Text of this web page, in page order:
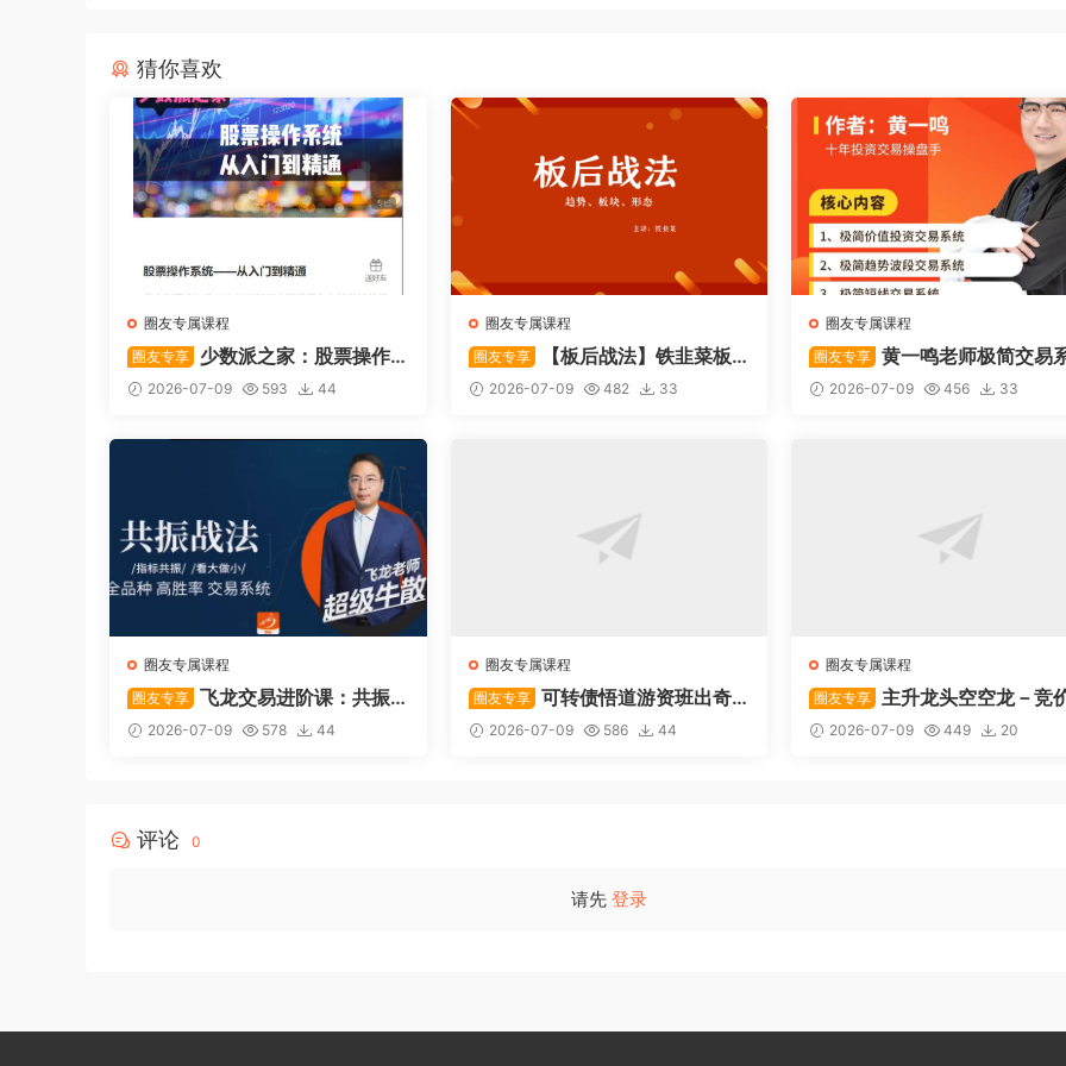
猜你喜欢
圈友专属课程
圈友专享
少数派之家：股票操作
系统—从入门到精通
2026-07-09 593 44
圈友专属课程
圈友专享
【板后战法】铁韭菜板
后强势战法
2026-07-09 482 33
圈友专属课程
圈友专享
黄一鸣老师极简交易
统 2026-07-09 456 33
圈友专属课程
圈友专享 飞龙交易进阶课：共振
战法2026-07-09 578 44
圈友专属课程
圈友专享
可转债悟道游资班出奇
系列悟道系列守正系列课程-卓妍
2026-07-09 586 44
圈友专属课程
圈友专享
主升龙头空空龙－竞
抢筹盘口的量化公式与十几年
2026-07-09 449 20
评论 0
请先 登录